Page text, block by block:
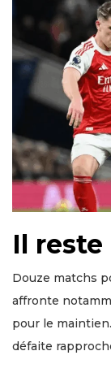
Il
Douze matchs
affronte
pour le
défaite